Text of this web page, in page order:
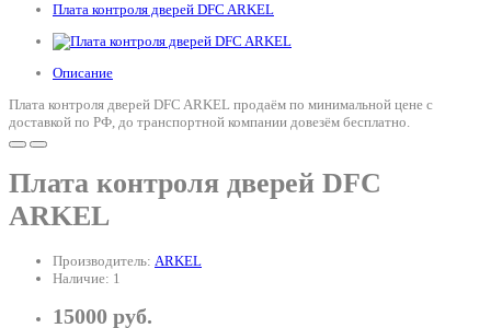
Плата контроля дверей DFC ARKEL
Описание
Плата контроля дверей DFC ARKEL продаём по минимальной цене с
доставкой по РФ, до транспортной компании довезём бесплатно.
Плата контроля дверей DFC
ARKEL
Производитель: ARKEL
Наличие: 1
15000 руб.